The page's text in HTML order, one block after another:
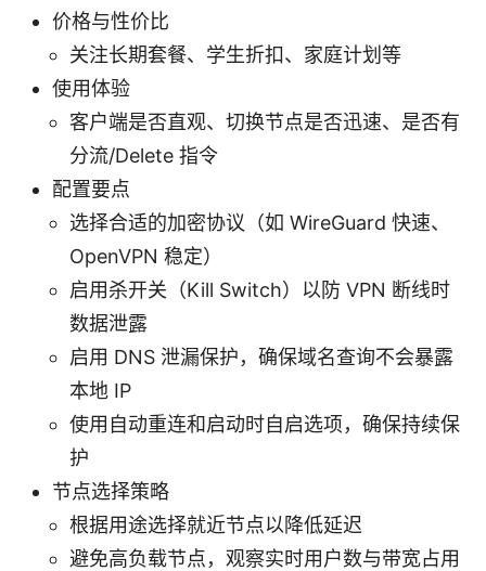
价格与性价比
关注长期套餐、学生折扣、家庭计划等
使用体验
客户端是否直观、切换节点是否迅速、是否有
分流/Delete 指令
配置要点
选择合适的加密协议（如 WireGuard 快速、
OpenVPN 稳定）
启用杀开关（Kill Switch）以防 VPN 断线时
数据泄露
启用 DNS 泄漏保护，确保域名查询不会暴露
本地 IP
使用自动重连和启动时自启选项，确保持续保
护
节点选择策略
根据用途选择就近节点以降低延迟
避免高负载节点，观察实时用户数与带宽占用